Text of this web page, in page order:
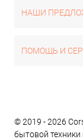
НАШИ
ПОМОЩЬ И
© 2019 - 2026
бытовой